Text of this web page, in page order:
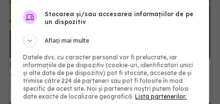
Fibrele din ovăz, secretul natural care imită
efectul medicamentelor de slăbit
12 sep 2025, 18:57
Stocarea și/sau accesarea informațiilor de pe
un dispozitiv
Aflați mai multe
Datele dvs. cu caracter personal vor fi prelucrate, iar
informațiile de pe dispozitiv (cookie-uri, identificatori unici
și alte date de pe dispozitiv) pot fi stocate, accesate de și
trimise către 224 de parteneri sau pot fi folosite în mod
specific de acest site. Noi și partenerii noștri putem folosi
date exacte de localizare geografică.Lista partenerilor.